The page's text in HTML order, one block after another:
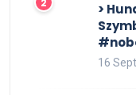
>
16